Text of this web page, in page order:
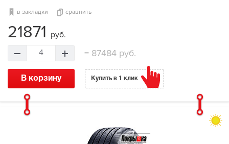
в закладки сравнить
21871 руб.
4 = 87484 руб.
В корзину Купить в 1 клик